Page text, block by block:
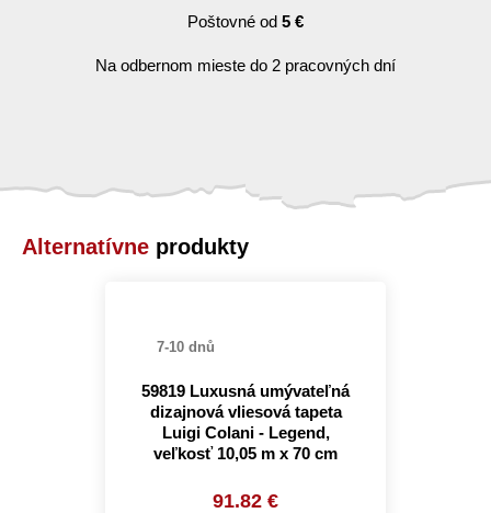
Poštovné od 5 €
Na odbernom mieste do 2 pracovných dní
Alternatívne produkty
7-10 dnů
59819 Luxusná umývateľná
dizajnová vliesová tapeta
Luigi Colani - Legend,
veľkosť 10,05 m x 70 cm
91.82 €